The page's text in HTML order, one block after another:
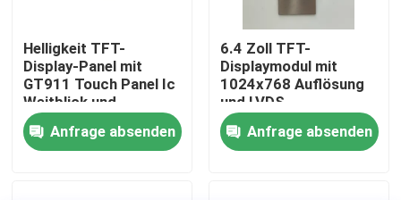
VR-Show
Über uns
Fabrik-Ausflug
Helligkeit TFT-
Display-Panel mit
GT911 Touch Panel Ic
Weitblick und
ILI9881C Treiber Ic
Anfrage absenden
6.4 Zoll TFT-
Displaymodul mit
1024x768 Auflösung
und LVDS-
Schnittstelle für
Fahrzeuganwendungen
Anfrage absenden